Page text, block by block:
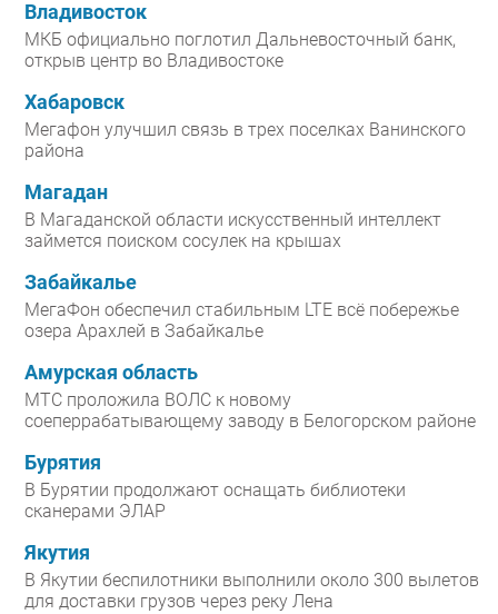
Владивосток
МКБ официально поглотил Дальневосточный банк,
открыв центр во Владивостоке
Хабаровск
Мегафон улучшил связь в трех поселках Ванинского
района
Магадан
В Магаданской области искусственный интеллект
займется поиском сосулек на крышах
Забайкалье
МегаФон обеспечил стабильным LTE всё побережье
озера Арахлей в Забайкалье
Амурская область
МТС проложила ВОЛС к новому
соеперрабатывающему заводу в Белогорском районе
Бурятия
В Бурятии продолжают оснащать библиотеки
сканерами ЭЛАР
Якутия
В Якутии беспилотники выполнили около 300 вылетов
для доставки грузов через реку Лена